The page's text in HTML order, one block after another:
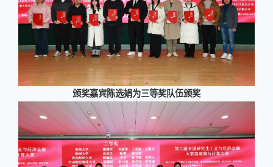
颁奖嘉宾陈选娟为三等奖队伍颁奖